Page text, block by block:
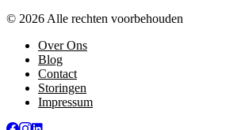
© 2026 Alle rechten voorbehouden
Over Ons
Blog
Contact
Storingen
Impressum